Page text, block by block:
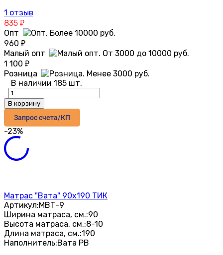
1 отзыв
835 ₽
Опт
960 ₽
Малый опт
1 100 ₽
Розница
В наличии 185 шт.
В корзину
Запрос счета/КП
-23%
Матрас "Вата" 90х190 ТИК
Артикул:МВТ-9
Ширина матраса, см.:90
Высота матраса, см.:8-10
Длина матраса, см.:190
Наполнитель:Вата РВ